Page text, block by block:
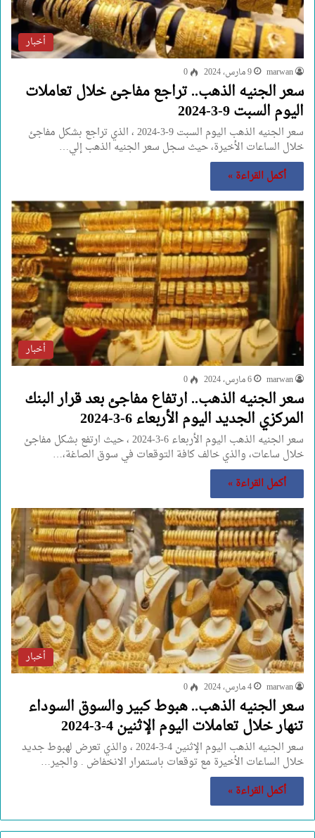
أخبار
marwan 9 مارس، 2024 0
سعر الجنيه الذهب.. تراجع مفاجئ خلال تعاملات
اليوم السبت 9-3-2024
سعر الجنيه الذهب اليوم السبت 9-3-2024 ، الذي تراجع بشكل مفاجئ
خلال الساعات الأخيرة، حيث سجل سعر الجنيه الذهب إلي…
أكمل القراءة »
أخبار
marwan 6 مارس، 2024 0
سعر الجنيه الذهب.. ارتفاع مفاجئ بعد قرار البنك
المركزي الجديد اليوم الأربعاء 6-3-2024
سعر الجنيه الذهب اليوم الأربعاء 6-3-2024 ، حيث ارتفع بشكل مفاجئ
خلال ساعات، والذي خالف كافة التوقعات في سوق الصاغة،…
أكمل القراءة »
أخبار
marwan 4 مارس، 2024 0
سعر الجنيه الذهب.. هبوط كبير والسوق السوداء
تنهار خلال تعاملات اليوم الإثنين 4-3-2024
سعر الجنيه الذهب اليوم الإثنين 4-3-2024 ، والذي تعرض لهبوط جديد
خلال الساعات الأخيرة مع توقعات باستمرار الانخفاض . والجير…
أكمل القراءة »